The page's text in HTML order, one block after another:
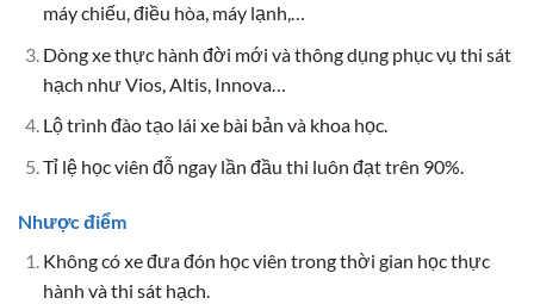
máy chiếu, điều hòa, máy lạnh,…
Dòng xe thực hành đời mới và thông dụng phục vụ thi sát
hạch như Vios, Altis, Innova…
Lộ trình đào tạo lái xe bài bản và khoa học.
Tỉ lệ học viên đỗ ngay lần đầu thi luôn đạt trên 90%.
Nhược điểm
Không có xe đưa đón học viên trong thời gian học thực
hành và thi sát hạch.